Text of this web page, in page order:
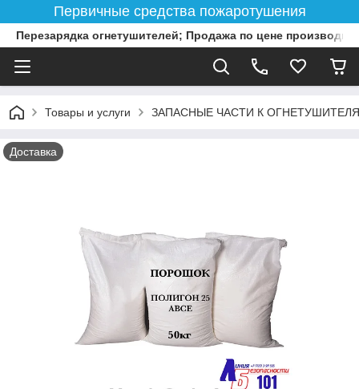
Первичные средства пожаротушения
Перезарядка огнетушителей; Продажа по цене
Товары и услуги ЗАПАСНЫЕ ЧАСТИ К
Доставка